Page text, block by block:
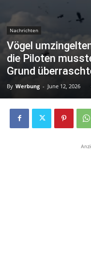
Nachrichten
Vögel
die Piloten
Grund
By Werbung - June 12, 2026